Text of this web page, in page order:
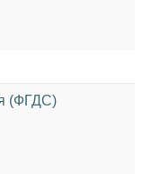
(ФГДС)